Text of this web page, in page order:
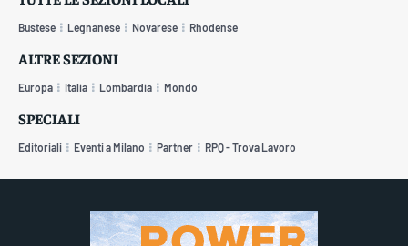
Bustese Legnanese Novarese Rhodense
ALTRE SEZIONI
Europa Italia Lombardia Mondo
SPECIALI
Editoriali Eventi a Milano Partner RPQ - Trova Lavoro